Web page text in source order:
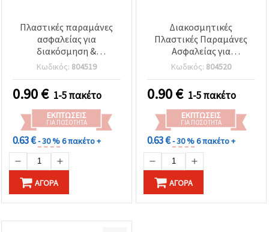
Πλαστικές παραμάνες
ασφαλείας για
διακόσμηση &
χειροτεχνίες (DIY), 63x22
mm, ροζ – Σετ 4 τεμ.
Κωδικός: 804519
0.90€ 1-5 πακέτο
ΕΚΠΤΏΣΕΙΣ
ΓΙΑ ΠΟΣΌΤΗΤΑ
0.63 €- 30 %6 πακέτο +
ΑΓΟΡΆ
Διακοσμητικές
Πλαστικές Παραμάνες
Ασφαλείας για
Χειροτεχνίες, 63x22 mm,
Μπλε - Σετ 4 τεμ.
Κωδικός: 804520
0.90€ 1-5 πακέτο
ΕΚΠΤΏΣΕΙΣ
ΓΙΑ ΠΟΣΌΤΗΤΑ
0.63 €- 30 %6 πακέτο +
ΑΓΟΡΆ